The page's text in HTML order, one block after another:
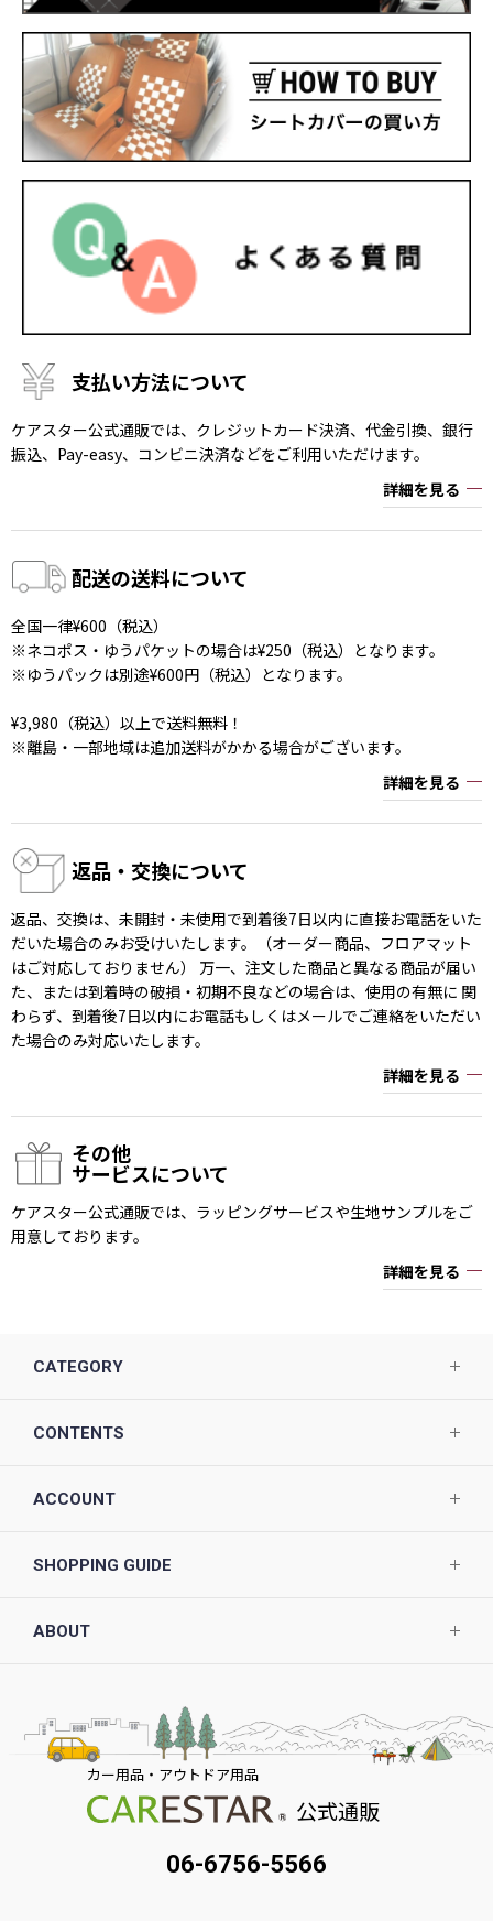
支払い方法について
ケアスター公式通販では、クレジットカード決済、代金引換、銀行
振込、Pay-easy、コンビニ決済などをご利用いただけます。
詳細を見る
配送の送料について
全国一律¥600（税込）
※ネコポス・ゆうパケットの場合は¥250（税込）となります。
※ゆうパックは別途¥600円（税込）となります。
¥3,980（税込）以上で送料無料！
※離島・一部地域は追加送料がかかる場合がございます。
詳細を見る
返品・交換について
返品、交換は、未開封・未使用で到着後7日以内に直接お電話をいた
だいた場合のみお受けいたします。（オーダー商品、フロアマット
はご対応しておりません） 万一、注文した商品と異なる商品が届い
た、または到着時の破損・初期不良などの場合は、使用の有無に 関
わらず、到着後7日以内にお電話もしくはメールでご連絡をいただい
た場合のみ対応いたします。
詳細を見る
その他
サービスについて
ケアスター公式通販では、ラッピングサービスや生地サンプルをご
用意しております。
詳細を見る
CATEGORY
CONTENTS
ACCOUNT
SHOPPING GUIDE
ABOUT
カー用品・アウトドア用品
公式通販
06-6756-5566